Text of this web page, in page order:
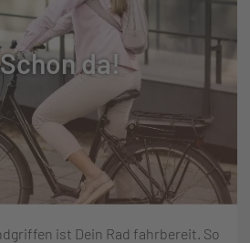
Schon da!
ist Dein Rad fahrbereit. So